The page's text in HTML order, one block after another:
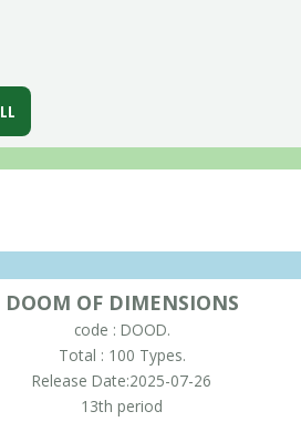
DOOM OF DIMENSIONS
code : DOOD.
Total : 100 Types.
Release Date:2025-07-26
13th period